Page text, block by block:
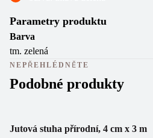
Parametry produktu
Barva
tm. zelená
NEPŘEHLÉDNĚTE
Podobné produkty
Jutová stuha přírodní, 4 cm x 3 m